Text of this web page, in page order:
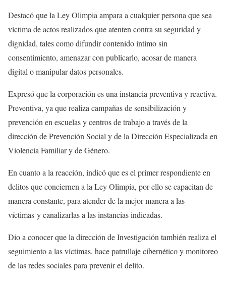
Destacó que la Ley Olimpia ampara a cualquier persona que sea
víctima de actos realizados que atenten contra su seguridad y
dignidad, tales como difundir contenido íntimo sin
consentimiento, amenazar con publicarlo, acosar de manera
digital o manipular datos personales.
Expresó que la corporación es una instancia preventiva y reactiva.
Preventiva, ya que realiza campañas de sensibilización y
prevención en escuelas y centros de trabajo a través de la
dirección de Prevención Social y de la Dirección Especializada en
Violencia Familiar y de Género.
En cuanto a la reacción, indicó que es el primer respondiente en
delitos que conciernen a la Ley Olimpia, por ello se capacitan de
manera constante, para atender de la mejor manera a las
víctimas y canalizarlas a las instancias indicadas.
Dio a conocer que la dirección de Investigación también realiza el
seguimiento a las víctimas, hace patrullaje cibernético y monitoreo
de las redes sociales para prevenir el delito.